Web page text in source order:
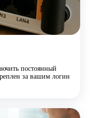
постоянный
за вашим логин